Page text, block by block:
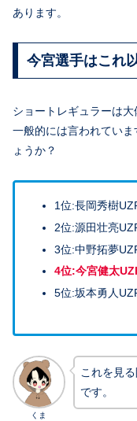
あります。
今宮選手はこれ
ショートレギュラーは
一般的には言われてい
ょうか？
1位:長岡秀樹
2位:源田壮亮
3位:中野拓夢
4位:今宮健太
5位:坂本勇人
くま
これを見
です。